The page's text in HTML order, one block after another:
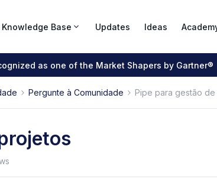
Knowledge Base Updates Ideas
as one of the Market Shapers by Gartner®
Pergunte à Comunidade Pipe para gestão